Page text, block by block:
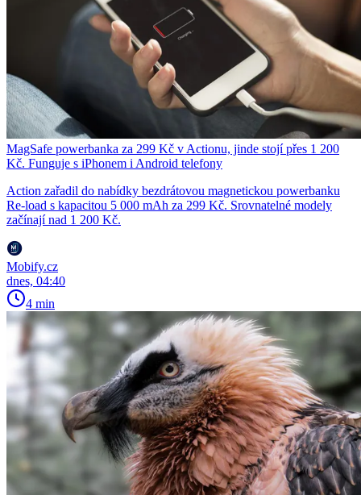
MagSafe powerbanka za 299 Kč v Actionu, jinde stojí přes 1 200
Kč. Funguje s iPhonem i Android telefony
Action zařadil do nabídky bezdrátovou magnetickou powerbanku
Re-load s kapacitou 5 000 mAh za 299 Kč. Srovnatelné modely
začínají nad 1 200 Kč.
Mobify.cz
dnes, 04:40
4 min